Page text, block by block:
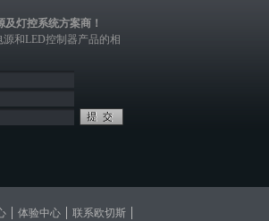
灯控系统方案商！
源和LED控制器产品的相
体验中心 联系欧切斯